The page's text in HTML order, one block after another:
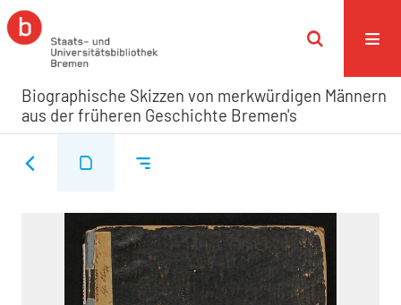
Biographische Skizzen von merkwürdigen Männern
aus der früheren Geschichte Bremen's